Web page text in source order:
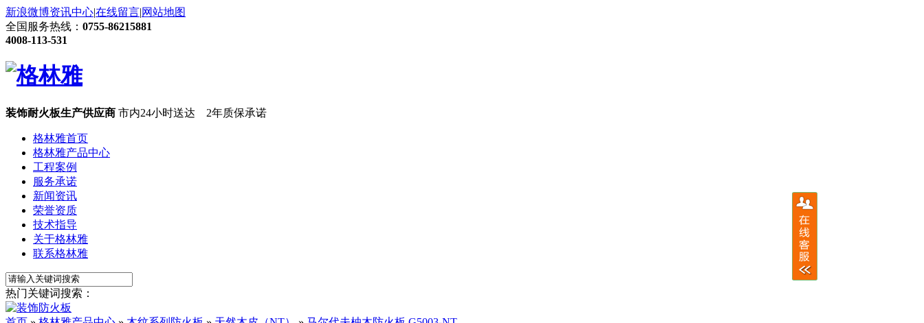
新浪微博资讯中心|在线留言|网站地图
全国服务热线： 0755-86215881
4008-113-531
装饰耐火板生产供应商 市内24小时送达 2年质保承诺
格林雅首页
格林雅产品中心
工程案例
服务承诺
新闻资讯
荣誉资质
技术指导
关于格林雅
联系格林雅
热门关键词搜索：